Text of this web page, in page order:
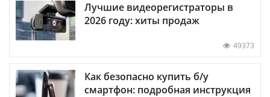
Лучшие видеорегистраторы в
2026 году: хиты продаж
49373
Как безопасно купить б/у
смартфон: подробная инструкция